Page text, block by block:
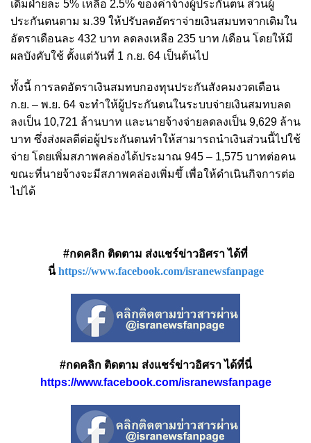
เดิมฝ่ายละ 5% เหลือ 2.5% ของค่าจ้างผู้ประกันตน ส่วนผู้
ประกันตนตาม ม.39 ให้ปรับลดอัตราจ่ายเงินสมบทจากเดิมใน
อัตราเดือนละ 432 บาท ลดลงเหลือ 235 บาท /เดือน โดยให้มี
ผลบังคับใช้ ตั้งแต่วันที่ 1 ก.ย. 64 เป็นต้นไป
ทั้งนี้ การลดอัตราเงินสมทบกองทุนประกันสังคมงวดเดือน
ก.ย. – พ.ย. 64 จะทำให้ผู้ประกันตนในระบบจ่ายเงินสมทบลด
ลงเป็น 10,721 ล้านบาท และนายจ้างจ่ายลดลงเป็น 9,629 ล้าน
บาท ซึ่งส่งผลดีต่อผู้ประกันตนทำให้สามารถนำเงินส่วนนี้ไปใช้
จ่าย โดยเพิ่มสภาพคล่องได้ประมาณ 945 – 1,575 บาทต่อคน
ขณะที่นายจ้างจะมีสภาพคล่องเพิ่มขึ้ เพื่อให้ดำเนินกิจการต่อ
ไปได้
#กดคลิก ติดตาม ส่งแชร์ข่าวอิศรา ได้ที่
นี่ https://www.facebook.com/isranewsfanpage
#กดคลิก ติดตาม ส่งแชร์ข่าวอิศรา ได้ที่นี่
https://www.facebook.com/isranewsfanpage